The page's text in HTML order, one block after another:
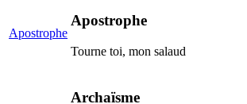
Apostrophe
Apostrophe
Tourne toi, mon salaud
Archaïsme